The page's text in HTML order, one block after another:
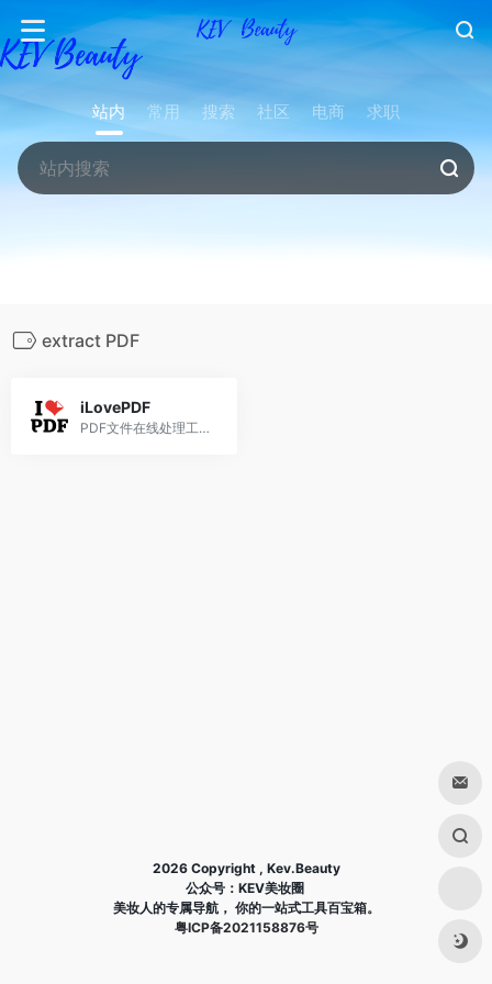
站内 常用 搜索 社区 电商 求职
extract PDF
iLovePDF
PDF文件在线处理工具。
2026 Copyright , Kev.Beauty
公众号：KEV美妆圈
美妆人的专属导航， 你的一站式工具百宝箱。
粤ICP备2021158876号